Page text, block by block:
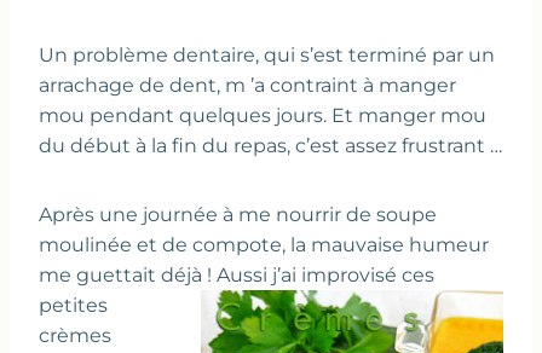
Un problème dentaire, qui s’est terminé par un
arrachage de dent, m ’a contraint à manger
mou pendant quelques jours. Et manger mou
du début à la fin du repas, c’est assez frustrant …
Après une journée à me nourrir de soupe
moulinée et de compote, la mauvaise humeur
me guettait déjà ! Aussi j’ai improvisé ces
petites
crèmes